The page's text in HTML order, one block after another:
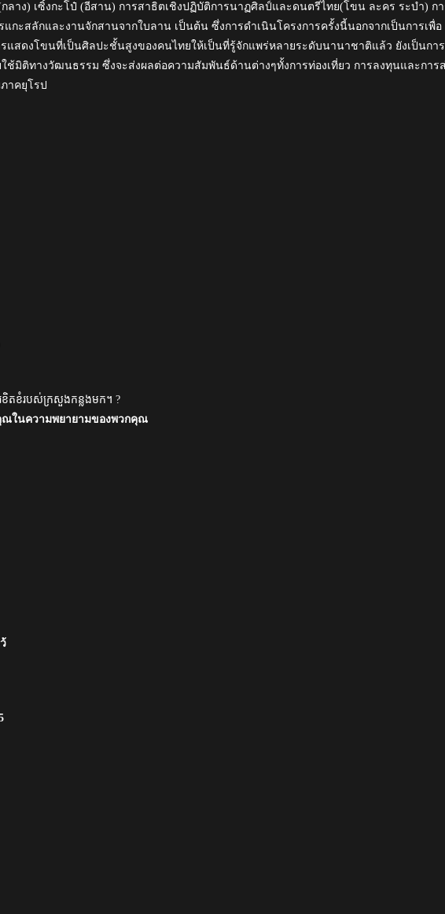
ลาง) เซิ้งกะโป๋ (อีสาน) การสาธิตเชิงปฏิบัติการนาฏศิลป์และดนตรีไทย(โขน ละคร ระบำ) ก
กะสลักและงานจักสานจากใบลาน เป็นต้น ซึ่งการดำเนินโครงการครั้งนี้นอกจากเป็นการเพื่อ
แสดงโขนที่เป็นศิลปะชั้นสูงของคนไทยให้เป็นที่รู้จักแพร่หลายระดับนานาชาติแล้ว ยังเป็นการ
ช้มิติทางวัฒนธรรม ซึ่งจะส่งผลต่อความสัมพันธ์ด้านต่างๆทั้งการท่องเที่ยว การลงทุนและการ
าคยุโรป
តខំរបស់ក្រសួងកន្លងមក។ ?
ในความพยายามของพวกคุณ